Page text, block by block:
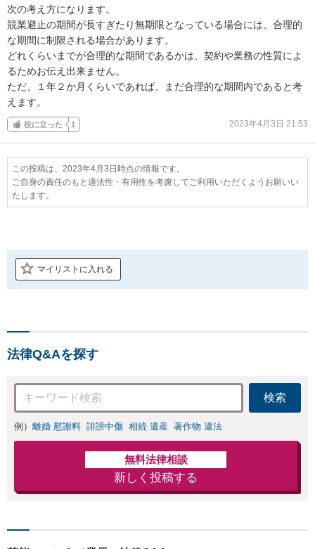
次の考え方になります。
競業避止の期間が長すぎたり無期限となっている場合には、合理的
な期間に制限される場合があります。
どれくらいまでが合理的な期間であるかは、契約や業務の性質によ
るためお伝え出来ません。
ただ、１年２か月くらいであれば、まだ合理的な期間内であると考
えます。
役に立った 1 2023年4月3日 21:53
この投稿は、2023年4月3日時点の情報です。
ご自身の責任のもと適法性・有用性を考慮してご利用いただくようお願いい
たします。
マイリストに入れる
法律Q&Aを探す
検索
例） 離婚 慰謝料 誹謗中傷 相続 遺産 著作物 違法
無料法律相談
新しく投稿する